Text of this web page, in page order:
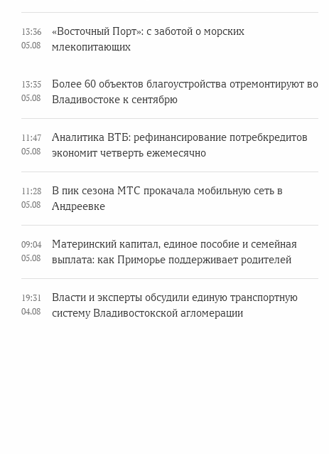
13:36
05.08
«Восточный Порт»: с заботой о морских
млекопитающих
13:35
05.08
Более 60 объектов благоустройства отремонтируют во
Владивостоке к сентябрю
11:47
05.08
Аналитика ВТБ: рефинансирование потребкредитов
экономит четверть ежемесячно
11:28
05.08
В пик сезона МТС прокачала мобильную сеть в
Андреевке
09:04
05.08
Материнский капитал, единое пособие и семейная
выплата: как Приморье поддерживает родителей
19:31
04.08
Власти и эксперты обсудили единую транспортную
систему Владивостокской агломерации